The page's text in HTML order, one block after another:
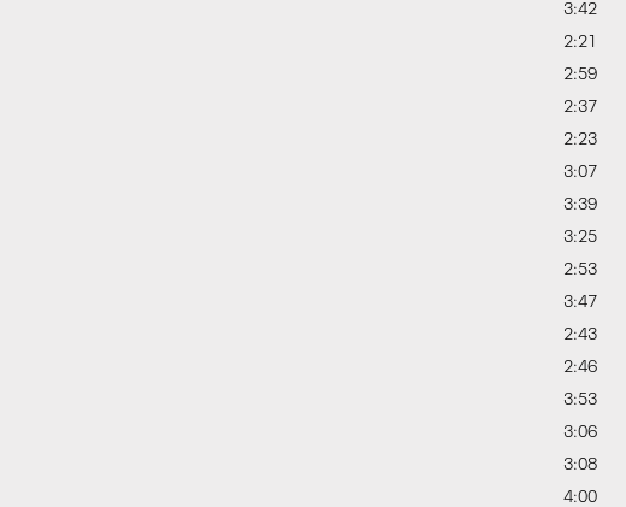
3:42
2:21
2:59
2:37
2:23
3:07
3:39
3:25
2:53
3:47
2:43
2:46
3:53
3:06
3:08
4:00